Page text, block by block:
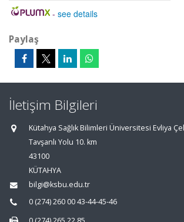
- see details
Paylaş
İletişim Bilgileri
Kütahya Sağlık Bilimleri Üniversitesi Evliya
Tavşanlı Yolu 10. km
43100
KÜTAHYA
bilgi@ksbu.edu.tr
0 (274) 260 00 43-44-45-46